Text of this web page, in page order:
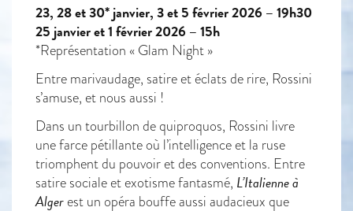
23, 28 et 30* janvier, 3 et 5 février 2026 – 19h30
25 janvier et 1 février 2026 – 15h
*Représentation « Glam Night »
Entre marivaudage, satire et éclats de rire, Rossini
s’amuse, et nous aussi !
Dans un tourbillon de quiproquos, Rossini livre
une farce pétillante où l’intelligence et la ruse
triomphent du pouvoir et des conventions. Entre
satire sociale et exotisme fantasmé, L’Italienne à
Algerest un opéra bouffe aussi audacieux que